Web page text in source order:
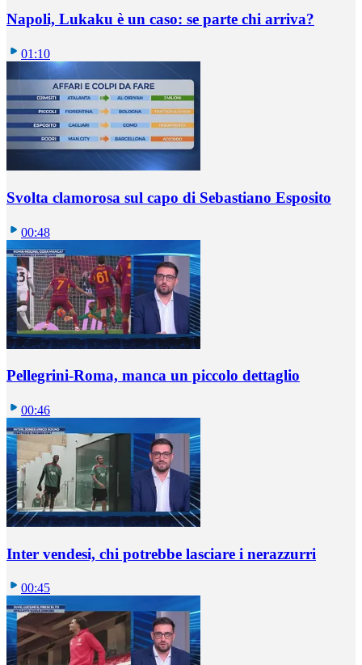
Napoli, Lukaku è un caso: se parte chi arriva?
01:10
Svolta clamorosa sul capo di Sebastiano Esposito
00:48
Pellegrini-Roma, manca un piccolo dettaglio
00:46
Inter vendesi, chi potrebbe lasciare i nerazzurri
00:45